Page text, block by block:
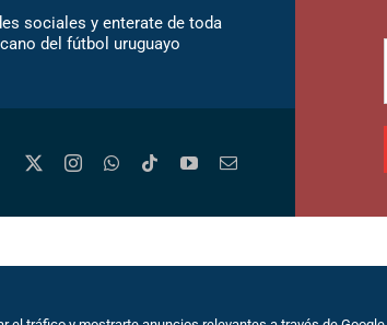
sociales y enterate de toda
del fútbol uruguayo
Eolio | Políticas de Privacidad | Sobre Nosotros